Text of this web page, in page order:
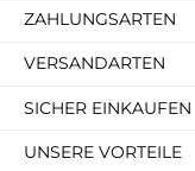
ZAHLUNGSARTEN
VERSANDARTEN
SICHER EINKAUFEN
UNSERE VORTEILE